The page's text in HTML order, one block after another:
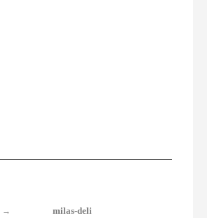
→
milas-deli